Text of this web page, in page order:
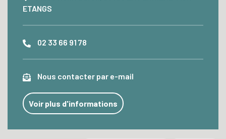
ETANGS
02 33 66 91 78
Nous contacter par e-mail
Voir plus d'informations